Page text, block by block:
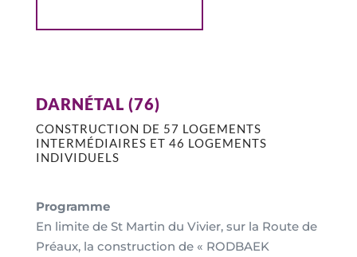
DARNÉTAL (76)
CONSTRUCTION DE 57 LOGEMENTS
INTERMÉDIAIRES ET 46 LOGEMENTS
INDIVIDUELS
Programme
En limite de St Martin du Vivier, sur la Route de
Préaux, la construction de « RODBAEK